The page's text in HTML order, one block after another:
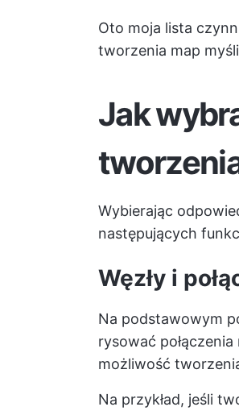
Oto moja lista
tworzenia map
Jak
Wybierając
następujących
Węzły i
Na podstawowym
rysować
możliwość
Na przykład, jeśli